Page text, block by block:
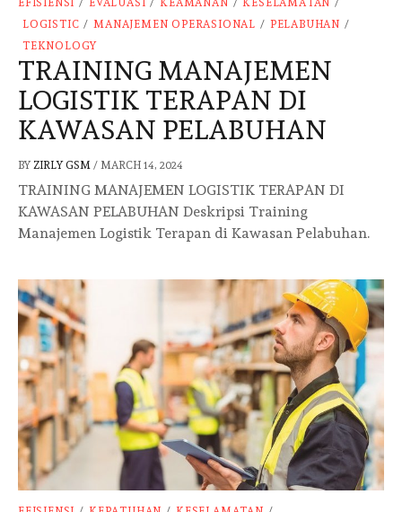
LOGISTIC / MANAJEMEN OPERASIONAL / PELABUHAN /
TEKNOLOGY
TRAINING MANAJEMEN
LOGISTIK TERAPAN DI
KAWASAN PELABUHAN
BY ZIRLY GSM / MARCH 14, 2024
TRAINING MANAJEMEN LOGISTIK TERAPAN DI
KAWASAN PELABUHAN Deskripsi Training
Manajemen Logistik Terapan di Kawasan Pelabuhan.